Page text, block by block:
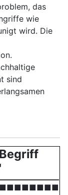
das
wie
wird. Die
sind